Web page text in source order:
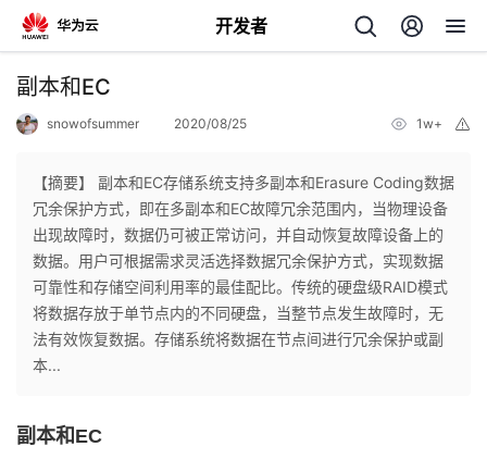
开发者
返
个
人
主
页
我
的
开
副本和EC
snowofsummer 2020/08/25 1w+
【摘要】 副本和EC存储系统支持多副本和Erasure Coding数据
冗余保护方式，即在多副本和EC故障冗余范围内，当物理设备
出现故障时，数据仍可被正常访问，并自动恢复故障设备上的
数据。用户可根据需求灵活选择数据冗余保护方式，实现数据
可靠性和存储空间利用率的最佳配比。传统的硬盘级RAID模式
将数据存放于单节点内的不同硬盘，当整节点发生故障时，无
法有效恢复数据。存储系统将数据在节点间进行冗余保护或副
本...
副本和EC